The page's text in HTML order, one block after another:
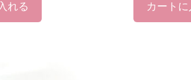
れる カート